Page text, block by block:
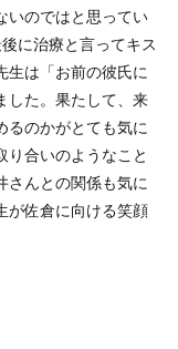
いのではと思ってい
に治療と言ってキス
生は「お前の彼氏に
した。果たして、来
るのかがとても気に
り合いのようなこと
さんとの関係も気に
が佐倉に向ける笑顔